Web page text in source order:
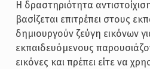
Η δραστηριότητα
βασίζεται επιτρέπει στους
δημιουργούν ζεύγη εικόνων
εκπαιδευόμενους
εικόνες και πρέπει είτε να